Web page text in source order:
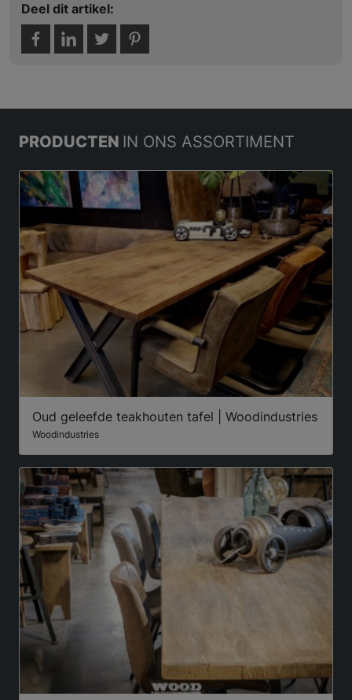
Deel dit artikel:
PRODUCTEN IN ONS ASSORTIMENT
Oud geleefde teakhouten tafel | Woodindustries
Woodindustries